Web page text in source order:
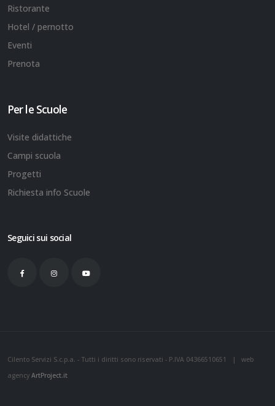
Ristorante
Hotel / pernotto
Eventi
Prenota
Per le Scuole
Visite didattiche
Campi scuola
Progetti
Richiesta info Scuole
Seguici sui social
Cilento Servizi S.c.p.a. - Tutti i diritti sono riservati - P.IVA 04366510651 | web
agency ArtProject.it